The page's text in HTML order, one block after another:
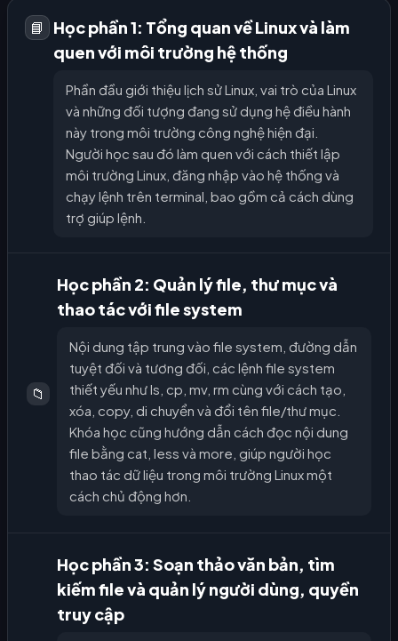
📘
Học phần 1: Tổng quan về Linux và làm
quen với môi trường hệ thống
Phần đầu giới thiệu lịch sử Linux, vai trò của Linux
và những đối tượng đang sử dụng hệ điều hành
này trong môi trường công nghệ hiện đại.
Người học sau đó làm quen với cách thiết lập
môi trường Linux, đăng nhập vào hệ thống và
chạy lệnh trên terminal, bao gồm cả cách dùng
trợ giúp lệnh.
📁
Học phần 2: Quản lý file, thư mục và
thao tác với file system
Nội dung tập trung vào file system, đường dẫn
tuyệt đối và tương đối, các lệnh file system
thiết yếu như ls, cp, mv, rm cùng với cách tạo,
xóa, copy, di chuyển và đổi tên file/thư mục.
Khóa học cũng hướng dẫn cách đọc nội dung
file bằng cat, less và more, giúp người học
thao tác dữ liệu trong môi trường Linux một
cách chủ động hơn.
Học phần 3: Soạn thảo văn bản, tìm
kiếm file và quản lý người dùng, quyền
truy cập